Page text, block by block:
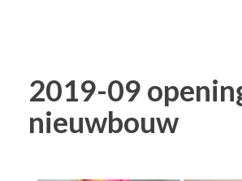
2019-09
nieuwbouw